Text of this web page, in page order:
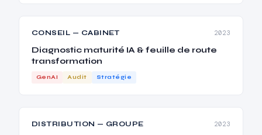
CONSEIL — CABINET 2023
Diagnostic maturité IA & feuille de route
transformation
GenAI Audit Stratégie
DISTRIBUTION — GROUPE 2023